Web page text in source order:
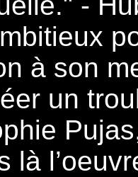
à son
un
là